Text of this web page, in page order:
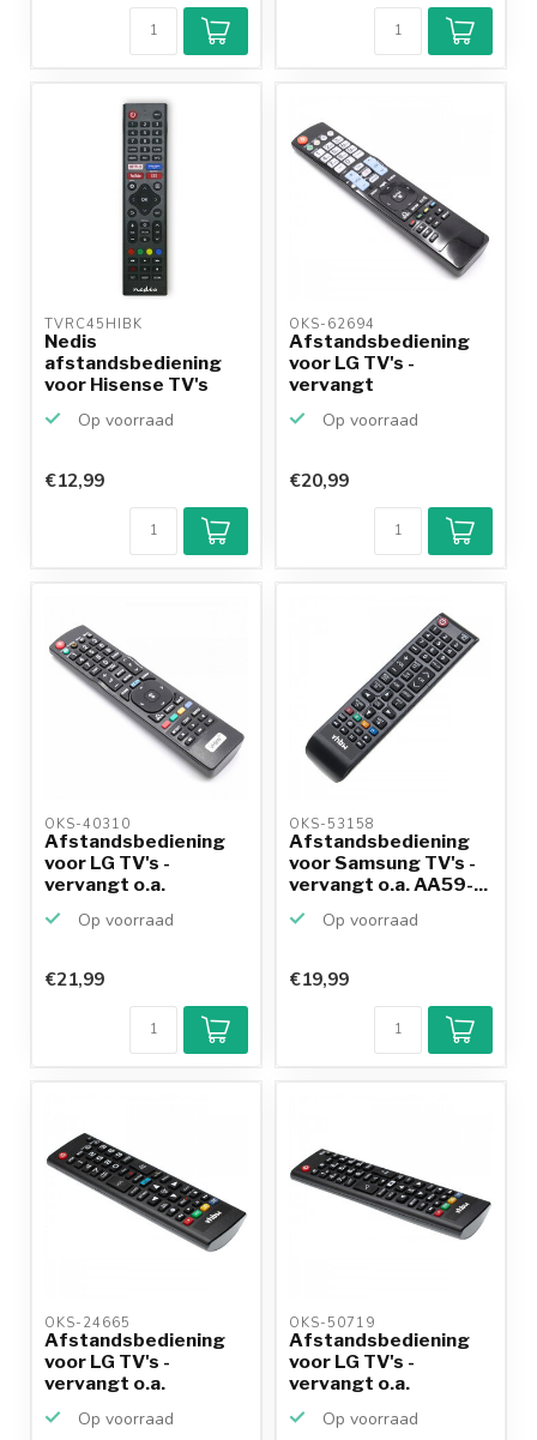
TVRC45HIBK
Nedis
afstandsbediening
voor Hisense TV's
Op voorraad
€12,99
OKS-62694
Afstandsbediening
voor LG TV's -
vervangt
Op voorraad
€20,99
OKS-40310
Afstandsbediening
voor LG TV's -
vervangt o.a.
Op voorraad
€21,99
OKS-53158
Afstandsbediening
voor Samsung TV's -
vervangt o.a. AA59-...
Op voorraad
€19,99
OKS-24665
Afstandsbediening
voor LG TV's -
vervangt o.a.
Op voorraad
OKS-50719
Afstandsbediening
voor LG TV's -
vervangt o.a.
Op voorraad